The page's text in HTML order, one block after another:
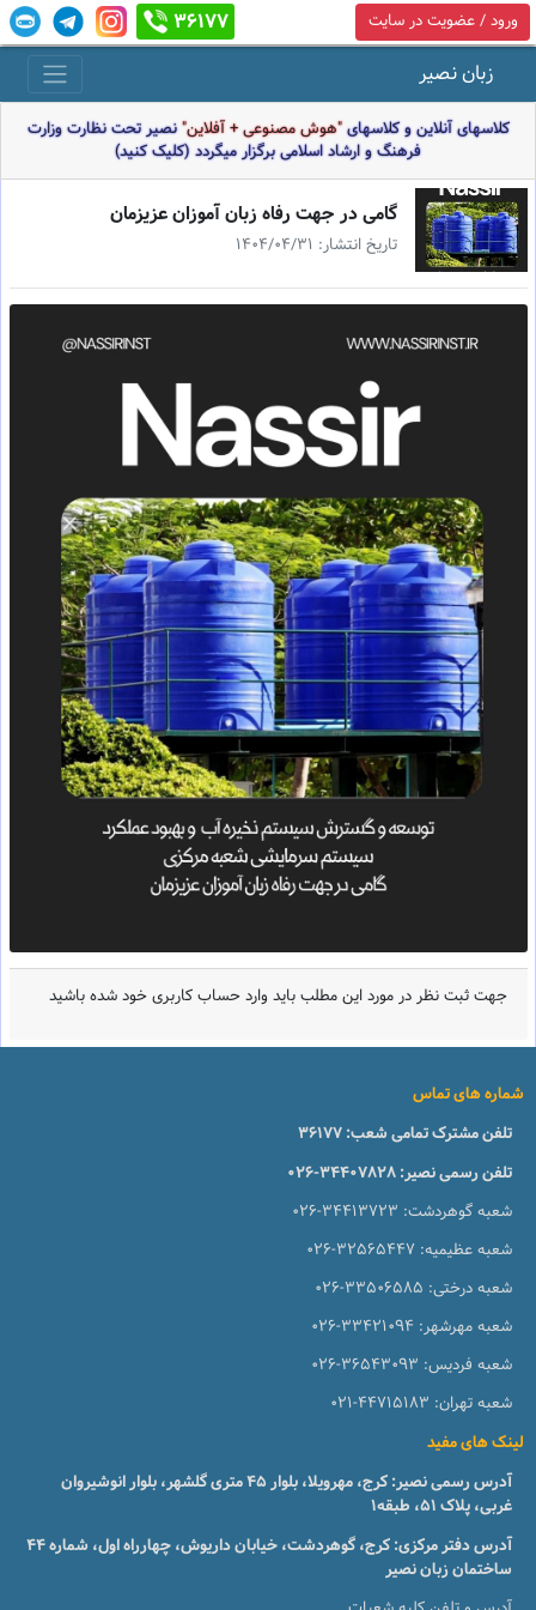
ورود / عضویت در سایت 36177
زبان نصیر
کلاسهای آنلاین و کلاسهای"هوش مصنوعی + آفلاین"نصیر تحت نظارت وزارت
فرهنگ و ارشاد اسلامی برگزار میگردد (کلیک کنید)
گامی در جهت رفاه زبان آموزان عزیزمان
تاریخ انتشار: 1404/04/31
جهت ثبت نظر در مورد این مطلب باید وارد حساب کاربری خود شده باشید
شماره های تماس
تلفن مشترک تمامی شعب:36177
تلفن رسمی نصیر:026-34407828
شعبه گوهردشت: 026-34413723
شعبه عظیمیه: 026-32565447
شعبه درختی: 026-33506585
شعبه مهرشهر: 026-33421094
شعبه فردیس: 026-36543093
شعبه تهران: 021-44715183
لینک های مفید
آدرس رسمی نصیر: کرج، مهرویلا، بلوار 45 متری گلشهر، بلوار انوشیروان
غربی، پلاک 51، طبقه1
آدرس دفتر مرکزی: کرج، گوهردشت، خیابان داریوش، چهارراه اول، شماره ۴۴
ساختمان زبان نصیر